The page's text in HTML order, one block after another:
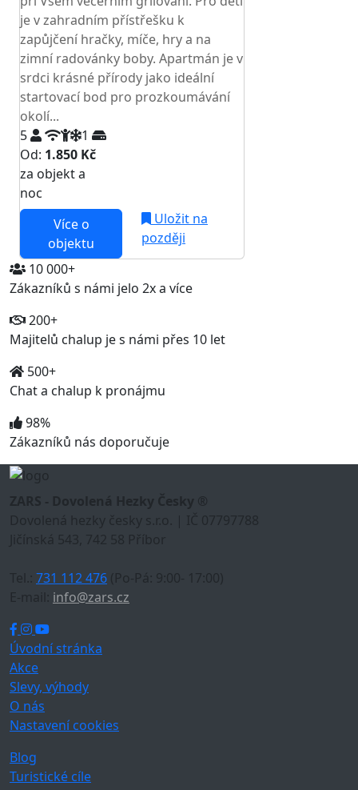
je v zahradním přístřešku k
zapůjčení hračky, míče, hry a na
zimní radovánky boby. Apartmán je v
srdci krásné přírody jako ideální
startovací bod pro prozkoumávání
okolí...
5
1
Od: 1.850 Kč
za objekt a
noc
Více o
objektu
Uložit na
později
10 000+
Zákazníků s námi jelo 2x a více
200+
Majitelů chalup je s námi přes 10 let
500+
Chat a chalup k pronájmu
98%
Zákazníků nás doporučuje
ZARS - Dovolená Hezky Česky ®
Dovolená hezky česky s.r.o. | IČ 07797788
Jičínská 543, 742 58 Příbor
Tel.: 731 112 476 (Po-Pá: 9:00- 17:00)
E-mail: info@zars.cz
Úvodní stránka
Akce
Slevy, výhody
O nás
Nastavení cookies
Blog
Turistické cíle